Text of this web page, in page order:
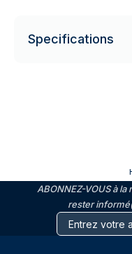
Specifications
ABONNEZ-VOUS à
rester